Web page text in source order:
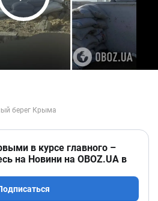
Play Video
в курсе главного –
на Новини на OBOZ.UA в